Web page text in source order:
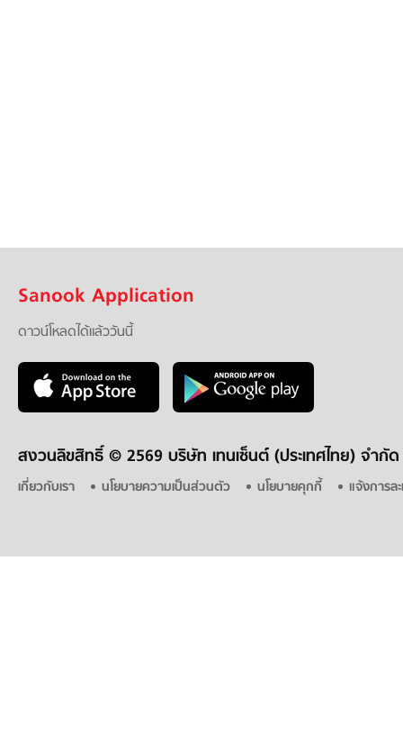
Sanook Application
ดาวน์โหลดได้แล้ววันนี้
สงวนลิขสิทธิ์ © 2569 บริษัท เทนเซ็นต์ (ประเทศไทย) จำกัด
เกี่ยวกับเรา นโยบายความเป็นส่วนตัว นโยบายคุกกี้ แจ้งการล